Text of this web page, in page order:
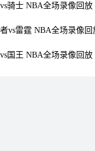
骑士 NBA全场录像回放
vs雷霆 NBA全场录像回
国王 NBA全场录像回放